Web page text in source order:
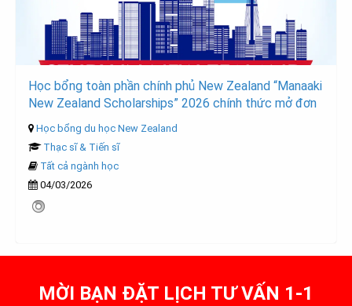
Học bổng toàn phần chính phủ New Zealand “Manaaki
New Zealand Scholarships” 2026 chính thức mở đơn
Học bổng du học New Zealand
Thạc sĩ & Tiến sĩ
Tất cả ngành học
04/03/2026
MỜI BẠN ĐẶT LỊCH TƯ VẤN 1-1